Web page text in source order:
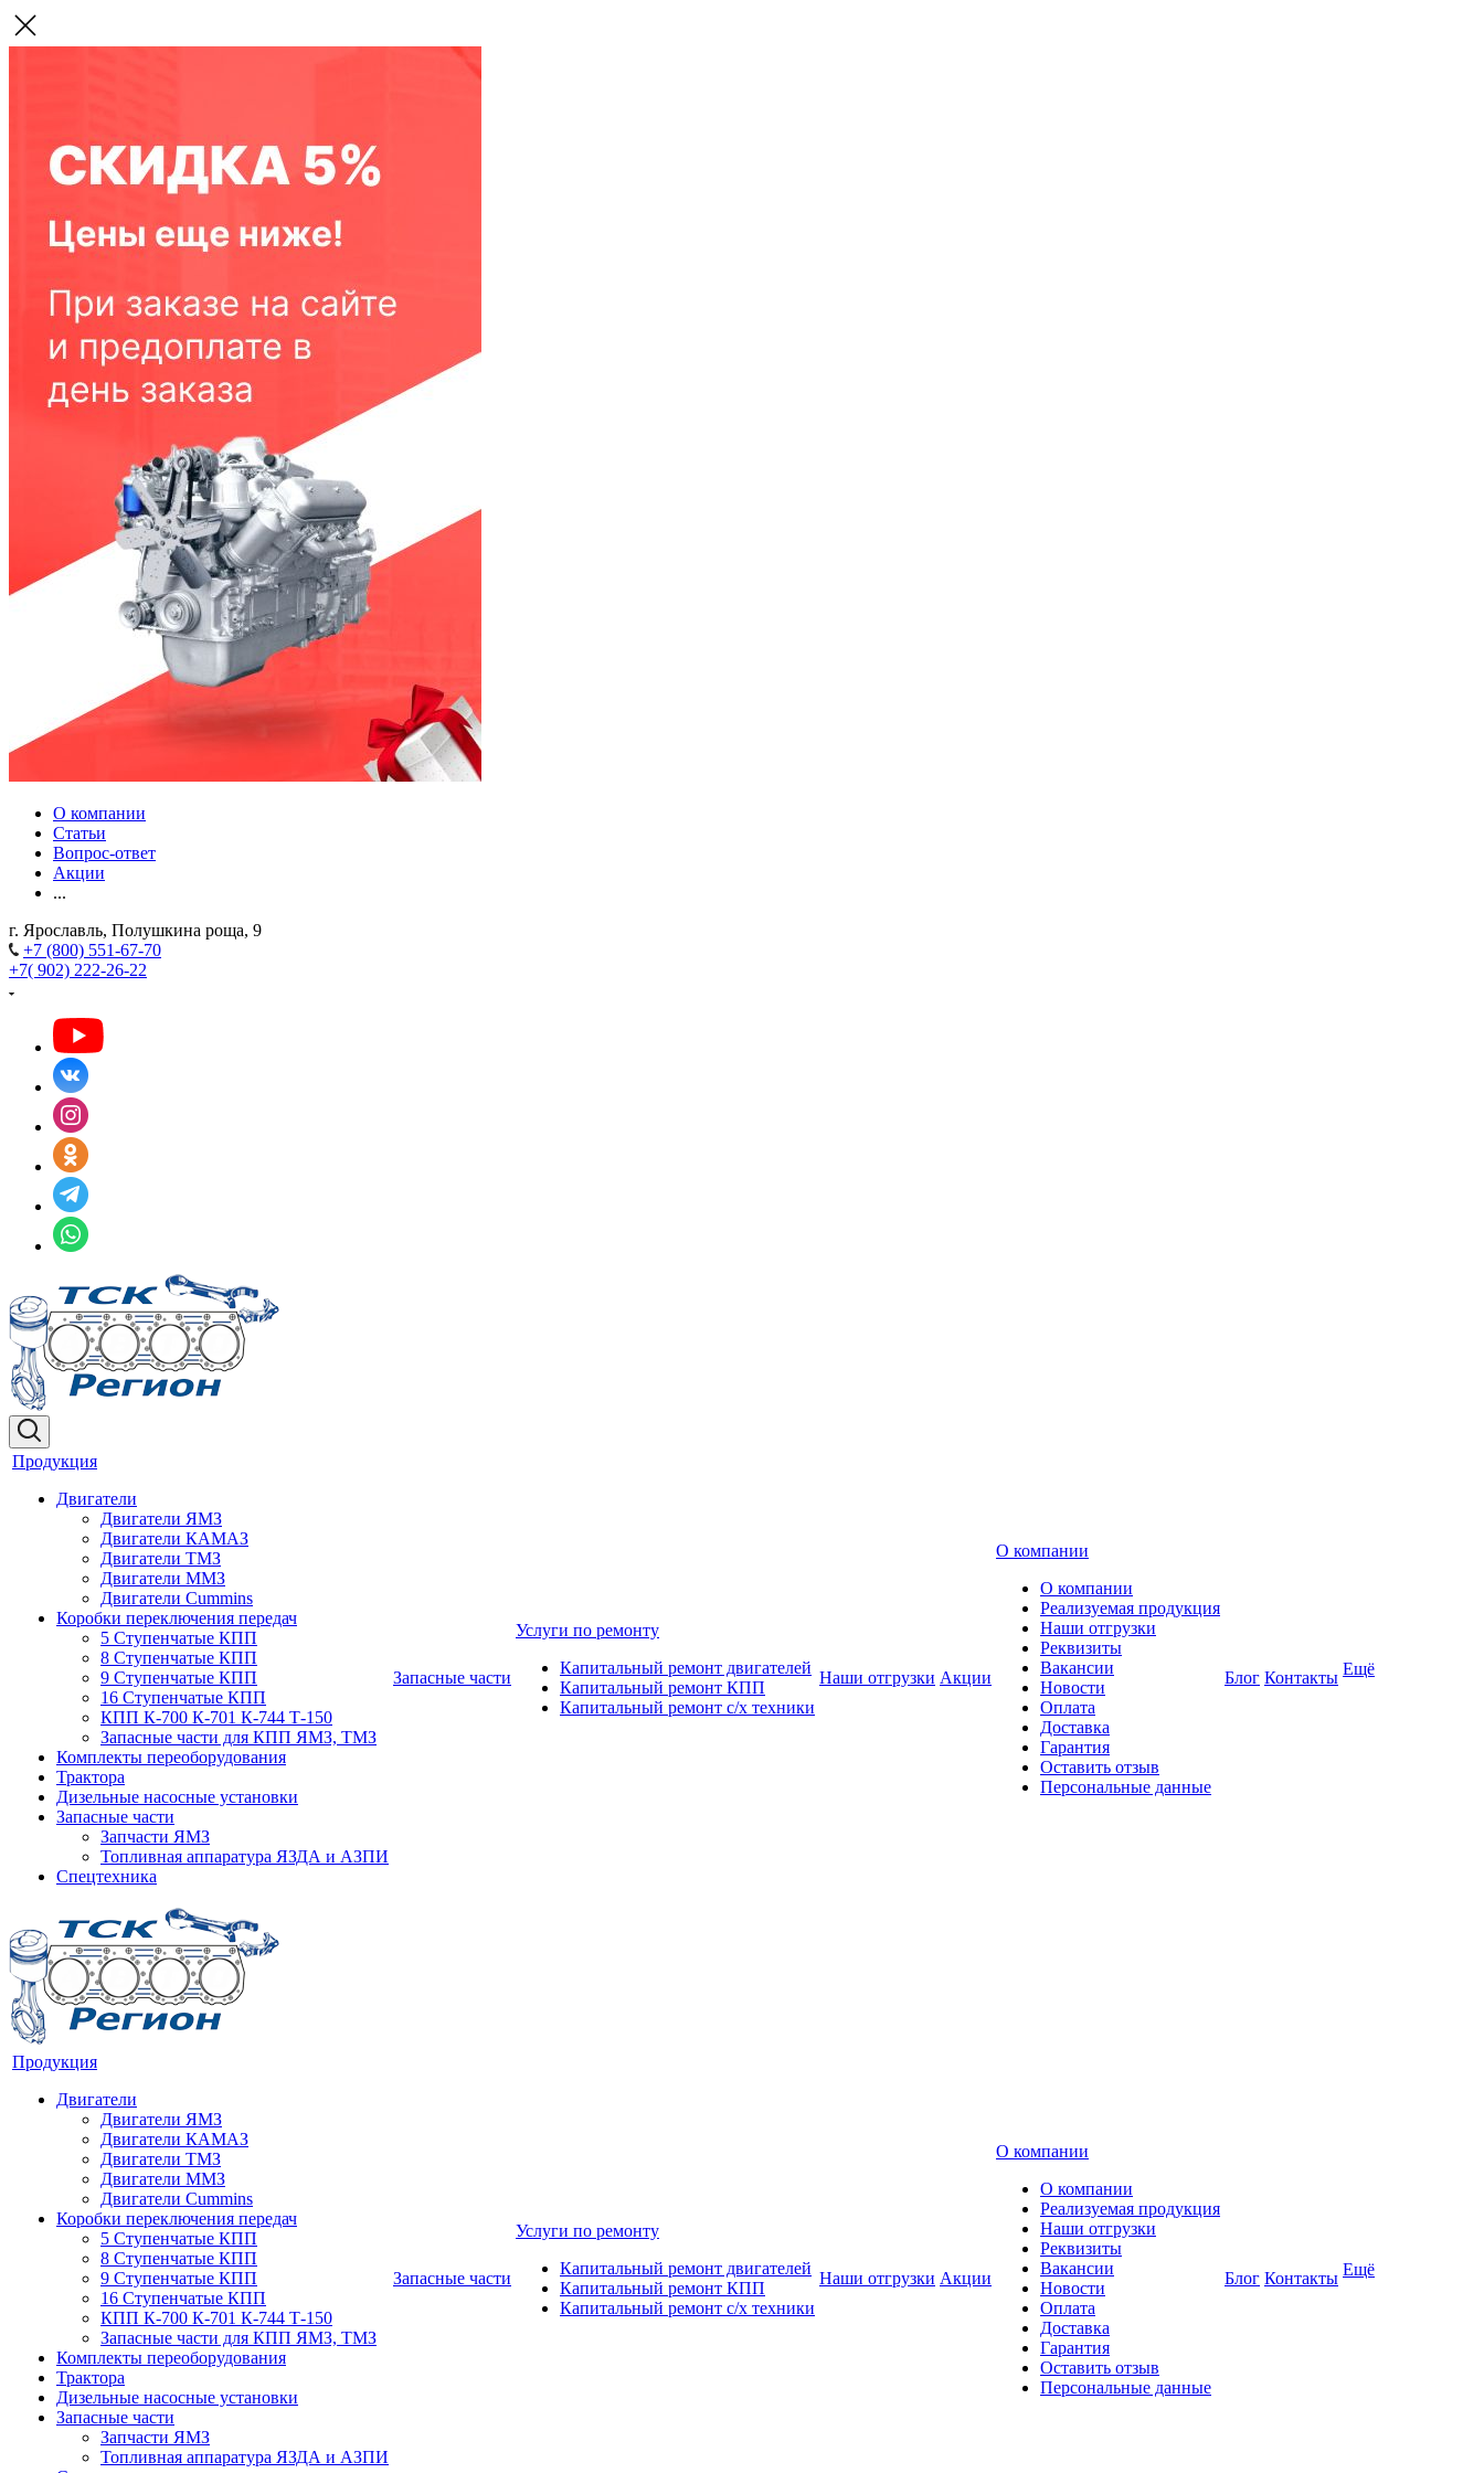
О компании
Статьи
Вопрос-ответ
Акции
...
г. Ярославль, Полушкина роща, 9
+7 (800) 551-67-70
+7( 902) 222-26-22
Продукция
Двигатели
Двигатели ЯМЗ
Двигатели КАМАЗ
Двигатели ТМЗ
Двигатели ММЗ
Двигатели Cummins
Коробки переключения передач
5 Ступенчатые КПП
8 Ступенчатые КПП
9 Ступенчатые КПП
16 Ступенчатые КПП
КПП К-700 К-701 К-744 Т-150
Запасные части для КПП ЯМЗ, ТМЗ
Комплекты переоборудования
Трактора
Дизельные насосные установки
Запасные части
Запчасти ЯМЗ
Топливная аппаратура ЯЗДА и АЗПИ
Спецтехника
Запасные части
Услуги по ремонту
Капитальный ремонт двигателей
Капитальный ремонт КПП
Капитальный ремонт с/х техники
Наши отгрузки Акции
О компании
О компании
Реализуемая продукция
Наши отгрузки
Реквизиты
Вакансии
Новости
Оплата
Доставка
Гарантия
Оставить отзыв
Персональные данные
Блог Контакты Ещё
Продукция
Двигатели
Двигатели ЯМЗ
Двигатели КАМАЗ
Двигатели ТМЗ
Двигатели ММЗ
Двигатели Cummins
Коробки переключения передач
5 Ступенчатые КПП
8 Ступенчатые КПП
9 Ступенчатые КПП
16 Ступенчатые КПП
КПП К-700 К-701 К-744 Т-150
Запасные части для КПП ЯМЗ, ТМЗ
Комплекты переоборудования
Трактора
Дизельные насосные установки
Запасные части
Запчасти ЯМЗ
Топливная аппаратура ЯЗДА и АЗПИ
Запасные части
Услуги по ремонту
Капитальный ремонт двигателей
Капитальный ремонт КПП
Капитальный ремонт с/х техники
Наши отгрузки Акции
О компании
О компании
Реализуемая продукция
Наши отгрузки
Реквизиты
Вакансии
Новости
Оплата
Доставка
Гарантия
Оставить отзыв
Персональные данные
Блог Контакты Ещё